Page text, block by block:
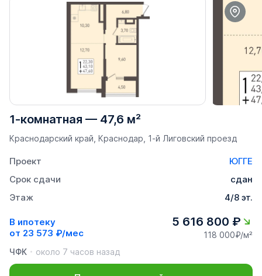
1-комнатная — 47,6 м²
Краснодарский край, Краснодар, 1-й Лиговский проезд
Проект
ЮГГЕ
Срок сдачи
сдан
Этаж
4/8 эт.
В ипотеку
от 23 573 ₽/мес
5 616 800 ₽
118 000₽/м²
ЧФК
около 7 часов назад